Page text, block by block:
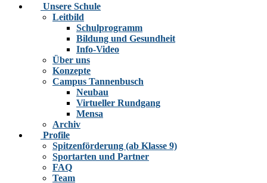
Unsere Schule
Leitbild
Schulprogramm
Bildung und Gesundheit
Info-Video
Über uns
Konzepte
Campus Tannenbusch
Neubau
Virtueller Rundgang
Mensa
Archiv
Profile
Spitzenförderung (ab Klasse 9)
Sportarten und Partner
FAQ
Team